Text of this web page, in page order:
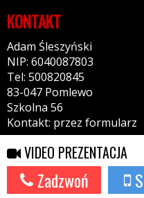
VIDEO PREZENTACJA
Zadzwoń
KONTAKT
Adam Śleszyński
NIP: 6040087803
Tel: 500820845
83-047 Pomlewo
Szkolna 56
Kontakt: przez formularz
Serwis wykorzystuje pliki cookies. Jeżeli
zgadzasz się na ich użycie oraz
Więcej informacji wpolityce prywatności
Potrzebujesz taki portal?